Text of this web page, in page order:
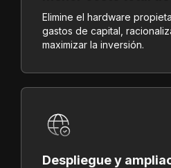
Elimine el hardware
gastos de capital,
maximizar la inversión.
Despliegue y